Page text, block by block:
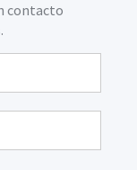
contacto